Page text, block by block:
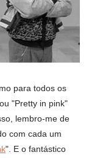
para todos os
"Pretty in pink"
lembro-me de
com cada um
". E o fantástico